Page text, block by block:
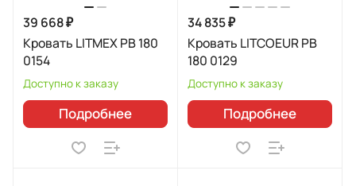
39 668 ₽
Кровать LITMEX PB 180
0154
Доступно к заказу
Подробнее
34 835 ₽
Кровать LITCOEUR PB
180 0129
Доступно к заказу
Подробнее